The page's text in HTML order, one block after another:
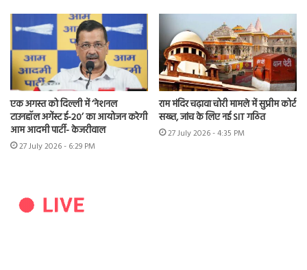
एक अगस्त को दिल्ली में ‘नेशनल
टाउनहॉल अगेंस्ट ई-20’ का आयोजन करेगी
आम आदमी पार्टी- केजरीवाल
27 July 2026 - 6:29 PM
राम मंदिर चढ़ावा चोरी मामले में सुप्रीम कोर्ट
सख्त, जांच के लिए नई SIT गठित
27 July 2026 - 4:35 PM